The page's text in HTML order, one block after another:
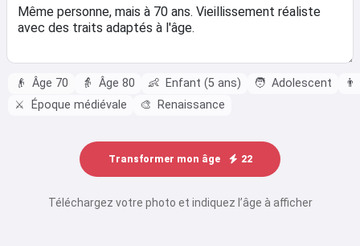
👴 Âge 70 👵 Âge 80 👶 Enfant (5 ans) 🧑 Adolescent 👨
⚔️
Époque médiévale 🎨 Renaissance
Transformer mon âge 22
Téléchargez votre photo et indiquez l’âge à afficher